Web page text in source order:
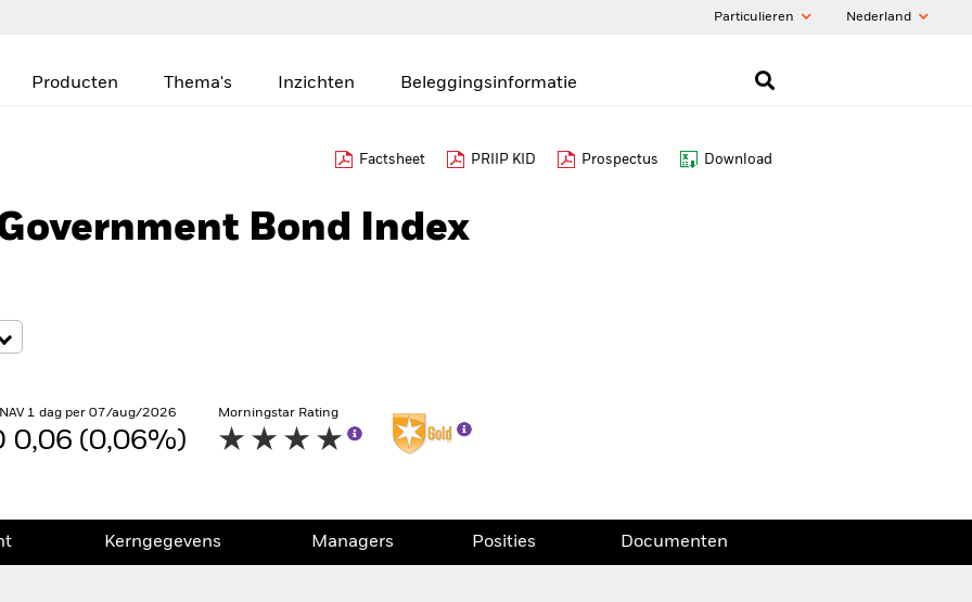
Particulieren Nederland
Producten Thema's Inzichten Beleggingsinformatie
Factsheet PRIIP KID Prospectus Download
Bond Index
1 dag per 07/aug/2026
0,06 (0,06%)
Morningstar Rating
Kerngegevens Managers Posities Documenten